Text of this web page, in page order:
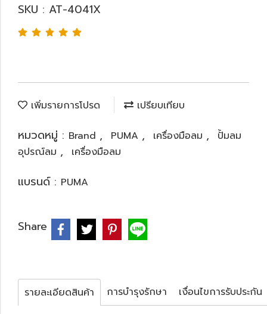
SKU : AT-4041X
เพิ่มรายการโปรด เปรียบเทียบ
หมวดหมู่ : Brand , PUMA , เครื่องมือลม ,
ปั้มลม
อุปรณ์ลม , เครื่องมือลม
แบรนด์ : PUMA
Share
รายละเอียดสินค้า การบำรุงรักษา เงื่อนไขการรับประกัน